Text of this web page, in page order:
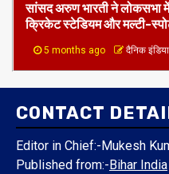
​सांसद अरुण भारती ने लोकसभा
क्रिकेट स्टेडियम और मल्टी-
5 months ago दैनिक
CONTACT
Editor in Chief:-Mukesh
Published from:- Bihar India